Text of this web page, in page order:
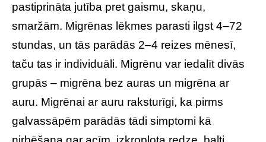
pastiprināta jutība pret gaismu, skaņu,
smaržām. Migrēnas lēkmes parasti ilgst 4–72
stundas, un tās parādās 2–4 reizes mēnesī,
taču tas ir individuāli. Migrēnu var iedalīt divās
grupās – migrēna bez auras un migrēna ar
auru. Migrēnai ar auru raksturīgi, ka pirms
galvassāpēm parādās tādi simptomi kā